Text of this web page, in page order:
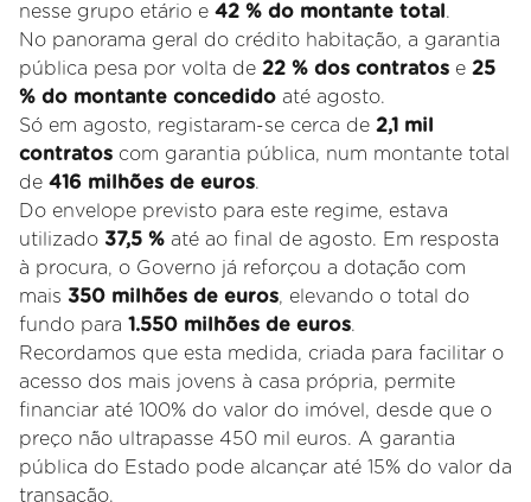
nesse grupo etário e 42 % do montante total .
No panorama geral do crédito habitação, a garantia
pública pesa por volta de 22 % dos contratos e 25
% do montante concedido até agosto.
Só em agosto, registaram-se cerca de 2,1 mil
contratos com garantia pública, num montante total
de 416 milhões de euros.
Do envelope previsto para este regime, estava
utilizado 37,5 % até ao final de agosto. Em resposta
à procura, o Governo já reforçou a dotação com
mais 350 milhões de euros, elevando o total do
fundo para 1.550 milhões de euros.
Recordamos que esta medida, criada para facilitar o
acesso dos mais jovens à casa própria, permite
financiar até 100% do valor do imóvel, desde que o
preço não ultrapasse 450 mil euros. A garantia
pública do Estado pode alcançar até 15% do valor da
transação.